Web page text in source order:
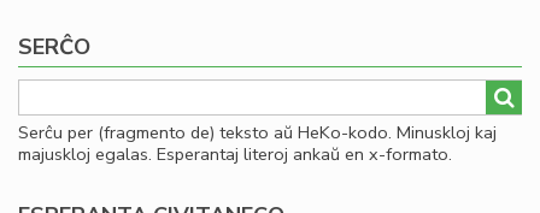
SERĈO
Serĉu per (fragmento de) teksto aŭ HeKo-kodo. Minuskloj kaj
majuskloj egalas. Esperantaj literoj ankaŭ en x-formato.